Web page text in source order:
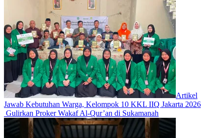
Artikel
Jawab Kebutuhan Warga, Kelompok 10 KKL IIQ Jakarta 2026
Gulirkan Proker Wakaf Al-Qur’an di Sukamanah